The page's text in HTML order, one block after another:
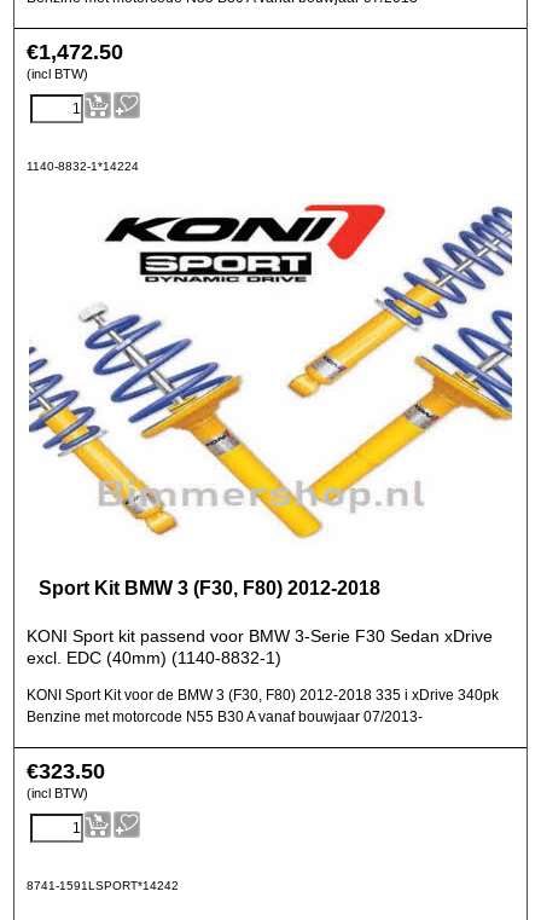
€1,472.50
(incl BTW)
1140-8832-1*14224
Sport Kit BMW 3 (F30, F80) 2012-2018
KONI Sport kit passend voor BMW 3-Serie F30 Sedan xDrive
excl. EDC (40mm) (1140-8832-1)
KONI Sport Kit voor de BMW 3 (F30, F80) 2012-2018 335 i xDrive 340pk
Benzine met motorcode N55 B30 A vanaf bouwjaar 07/2013-
€323.50
(incl BTW)
8741-1591LSPORT*14242